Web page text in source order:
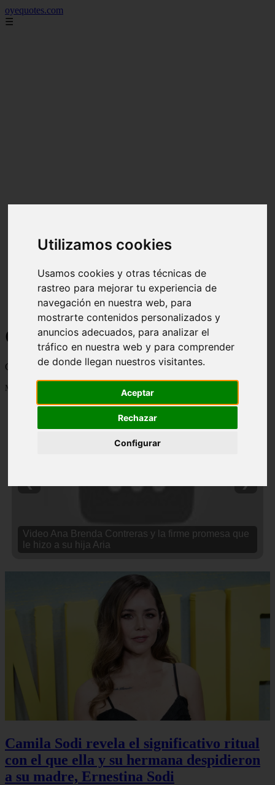
Utilizamos cookies
Usamos cookies y otras técnicas de
rastreo para mejorar tu experiencia de
navegación en nuestra web, para
mostrarte contenidos personalizados y
anuncios adecuados, para analizar el
tráfico en nuestra web y para comprender
de donde llegan nuestros visitantes.
Aceptar
Rechazar
Configurar
oyequotes.com
☰
Curiosidades y Sabias que
Cosas curiosas, curiosidades, noticias impactantes y mucho mas
Mostrando 1 - 24 de 2838 artículos
Video Ana Brenda Contreras y la firme promesa que
le hizo a su hija Aria
Camila Sodi revela el significativo ritual
con el que ella y su hermana despidieron
a su madre, Ernestina Sodi